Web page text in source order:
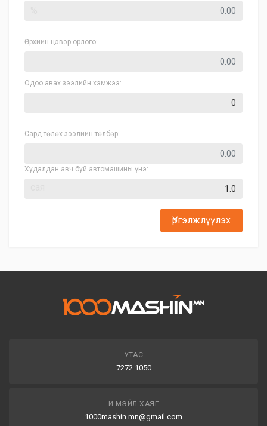
Өрхийн цэвэр орлого:
Одоо авах зээлийн хэмжээ:
Сард төлөх зээлийн төлбөр:
Худалдан авч буй автомашины үнэ:
Үргэлжлүүлэх
УТАС
7272 1050
И-МЭЙЛ ХАЯГ
1000mashin.mn@gmail.com